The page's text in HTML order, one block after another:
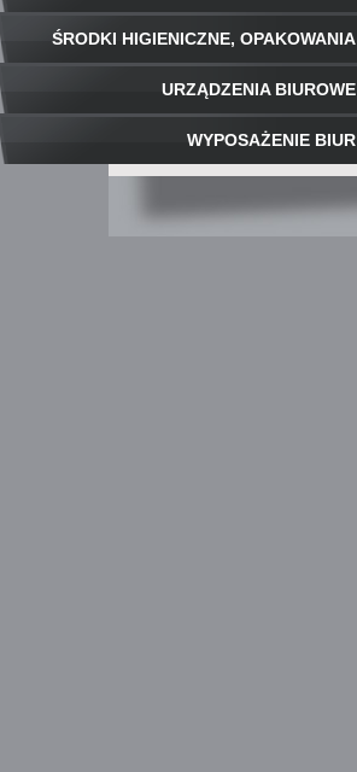
ŚRODKI HIGIENICZNE, OPAKOWANIA
URZĄDZENIA BIUROWE
WYPOSAŻENIE BIUR